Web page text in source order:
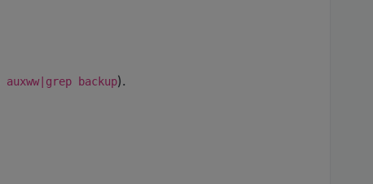
auxww|grep backup).